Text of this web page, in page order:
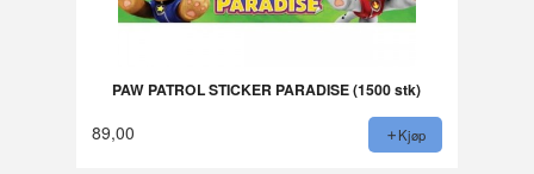
PAW PATROL STICKER PARADISE (1500 stk)
89,00 Kjøp